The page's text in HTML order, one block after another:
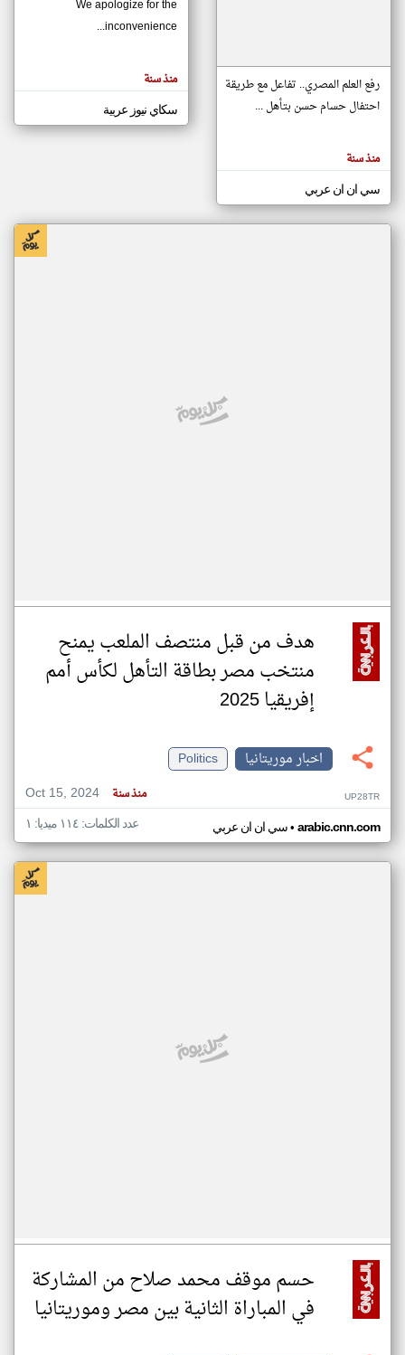
مصادر الأخبار من موريتانيا
اخبار موريتانيا على مدار الساعة
أهم اخبار موريتانيا العاجلة والمباشرة
المقالات
الموجوده
هنا عن
رفع العلم المصري.. تفاعل مع طريقة
احتفال حسام حسن بتأهل ...
منذ سنة
سي ان ان عربي
We apologize for the
inconvenience...
منذ سنة
سكاي نيوز عربية
هدف من قبل منتصف الملعب يمنح
منتخب مصر بطاقة التأهل لكأس أمم
إفريقيا 2025
اخبار موريتانيا
Politics
Oct 15, 2024
منذ سنة UP28TR
سي ان ان عربي• arabic.cnn.com عدد الكلمات: ١١٤ ميديا: ١
حسم موقف محمد صلاح من المشاركة
في المباراة الثانية بين مصر وموريتانيا
klyoum.com